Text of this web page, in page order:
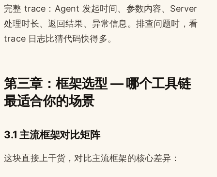
完整 trace：Agent 发起时间、参数内容、Server
处理时长、返回结果、异常信息。排查问题时，看
trace 日志比猜代码快得多。
第三章：框架选型 — 哪个工具链
最适合你的场景
3.1 主流框架对比矩阵
这块直接上干货，对比主流框架的核心差异：